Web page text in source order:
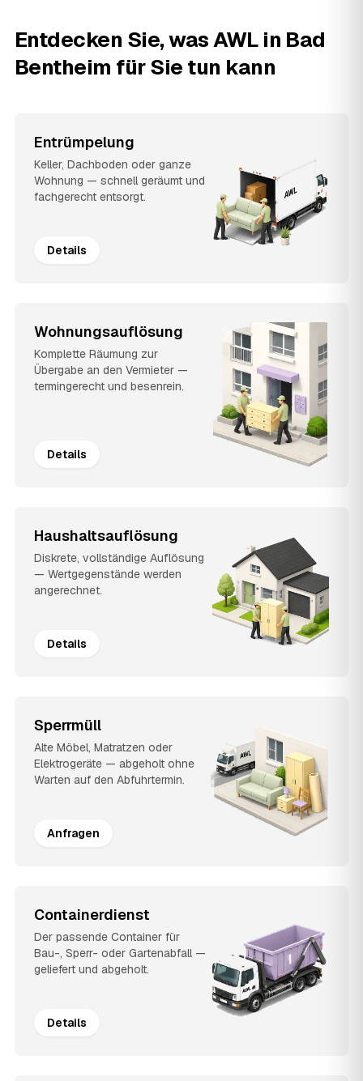
Entdecken Sie, was AWL in Bad
Bentheim für Sie tun kann
Entrümpelung
Keller, Dachboden oder ganze
Wohnung — schnell geräumt und
fachgerecht entsorgt.
Details
Wohnungsauflösung
Komplette Räumung zur
Übergabe an den Vermieter —
termingerecht und besenrein.
Details
Haushaltsauflösung
Diskrete, vollständige Auflösung
— Wertgegenstände werden
angerechnet.
Details
Sperrmüll
Alte Möbel, Matratzen oder
Elektrogeräte — abgeholt ohne
Warten auf den Abfuhrtermin.
Anfragen
Containerdienst
Der passende Container für
Bau-, Sperr- oder Gartenabfall —
geliefert und abgeholt.
Details